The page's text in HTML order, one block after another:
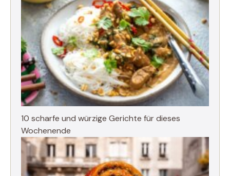
10 scharfe und würzige Gerichte für dieses
Wochenende